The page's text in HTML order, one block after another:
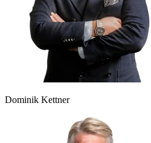
Dominik Kettner